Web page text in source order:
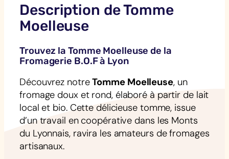
Description de Tomme
Moelleuse
Trouvez la Tomme Moelleuse de la
Fromagerie B.O.F à Lyon
Découvrez notreTomme Moelleuse, un
fromage doux et rond, élaboré à partir de lait
local et bio. Cette délicieuse tomme, issue
d’un travail en coopérative dans les Monts
du Lyonnais, ravira les amateurs de fromages
artisanaux.